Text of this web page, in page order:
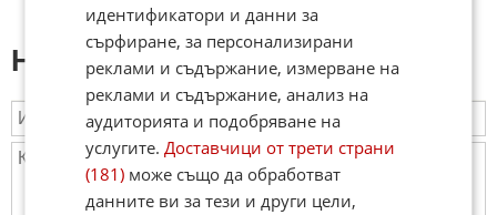
Напиши коментар:
идентификатори и данни за
сърфиране, за персонализирани
реклами и съдържание, измерване на
реклами и съдържание, анализ на
аудиторията и подобряване на
услугите.Доставчици от трети страни
(181) може също да обработват
данните ви за тези и други цели,